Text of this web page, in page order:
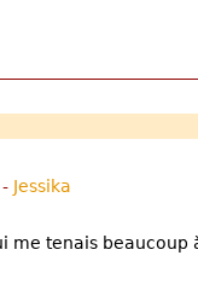
- Jessika
me tenais beaucoup